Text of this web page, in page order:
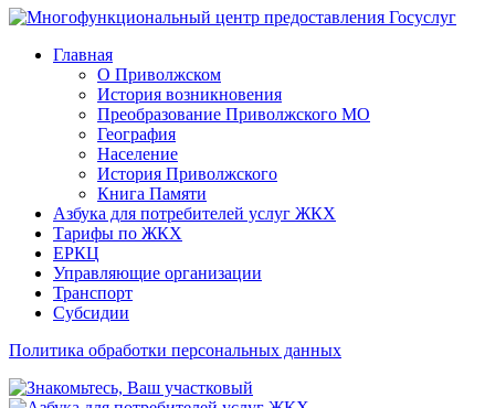
Главная
О Приволжском
История возникновения
Преобразование Приволжского МО
География
Население
История Приволжского
Книга Памяти
Азбука для потребителей услуг ЖКХ
Тарифы по ЖКХ
ЕРКЦ
Управляющие организации
Транспорт
Субсидии
Политика обработки персональных данных